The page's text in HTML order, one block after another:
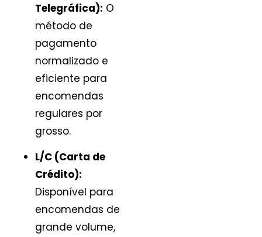
Telegráfica): O
método de
pagamento
normalizado e
eficiente para
encomendas
regulares por
grosso.
L/C (Carta de
Crédito):
Disponível para
encomendas de
grande volume,